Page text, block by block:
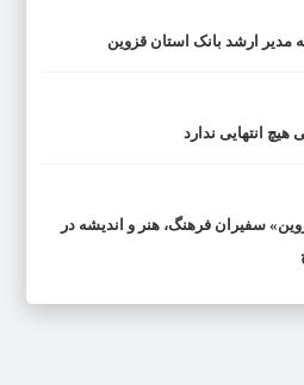
مدیر ارشد بانک استان قزوین
هیچ انتهایی ندارد
سفیران فرهنگ، هنر و اندیشه در